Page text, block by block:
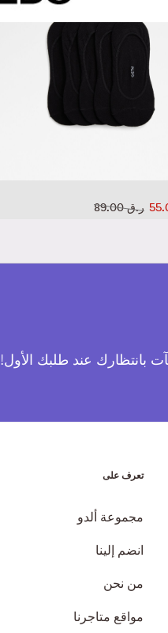
ر.ق‏ 89.00
بانتظارك عند طلبك الأول!
تعرف على
مجموعة ألدو
انضم إلينا
من نحن
مواقع متاجرنا